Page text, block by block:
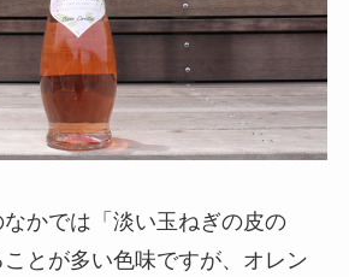
かでは「淡い玉ねぎの皮の
とが多い色味ですが、オレン